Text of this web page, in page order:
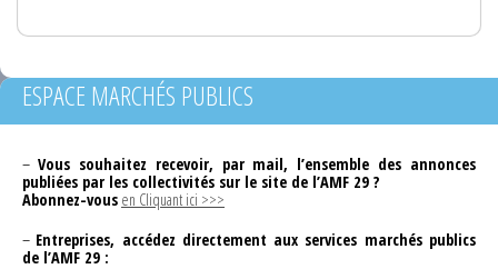
ESPACE MARCHÉS PUBLICS
– Vous souhaitez recevoir, par mail, l’ensemble des annonces
publiées par les collectivités sur le site de l’AMF 29 ?
Abonnez-vous en Cliquant ici >>>
– Entreprises, accédez directement aux services marchés publics
de l’AMF 29 :